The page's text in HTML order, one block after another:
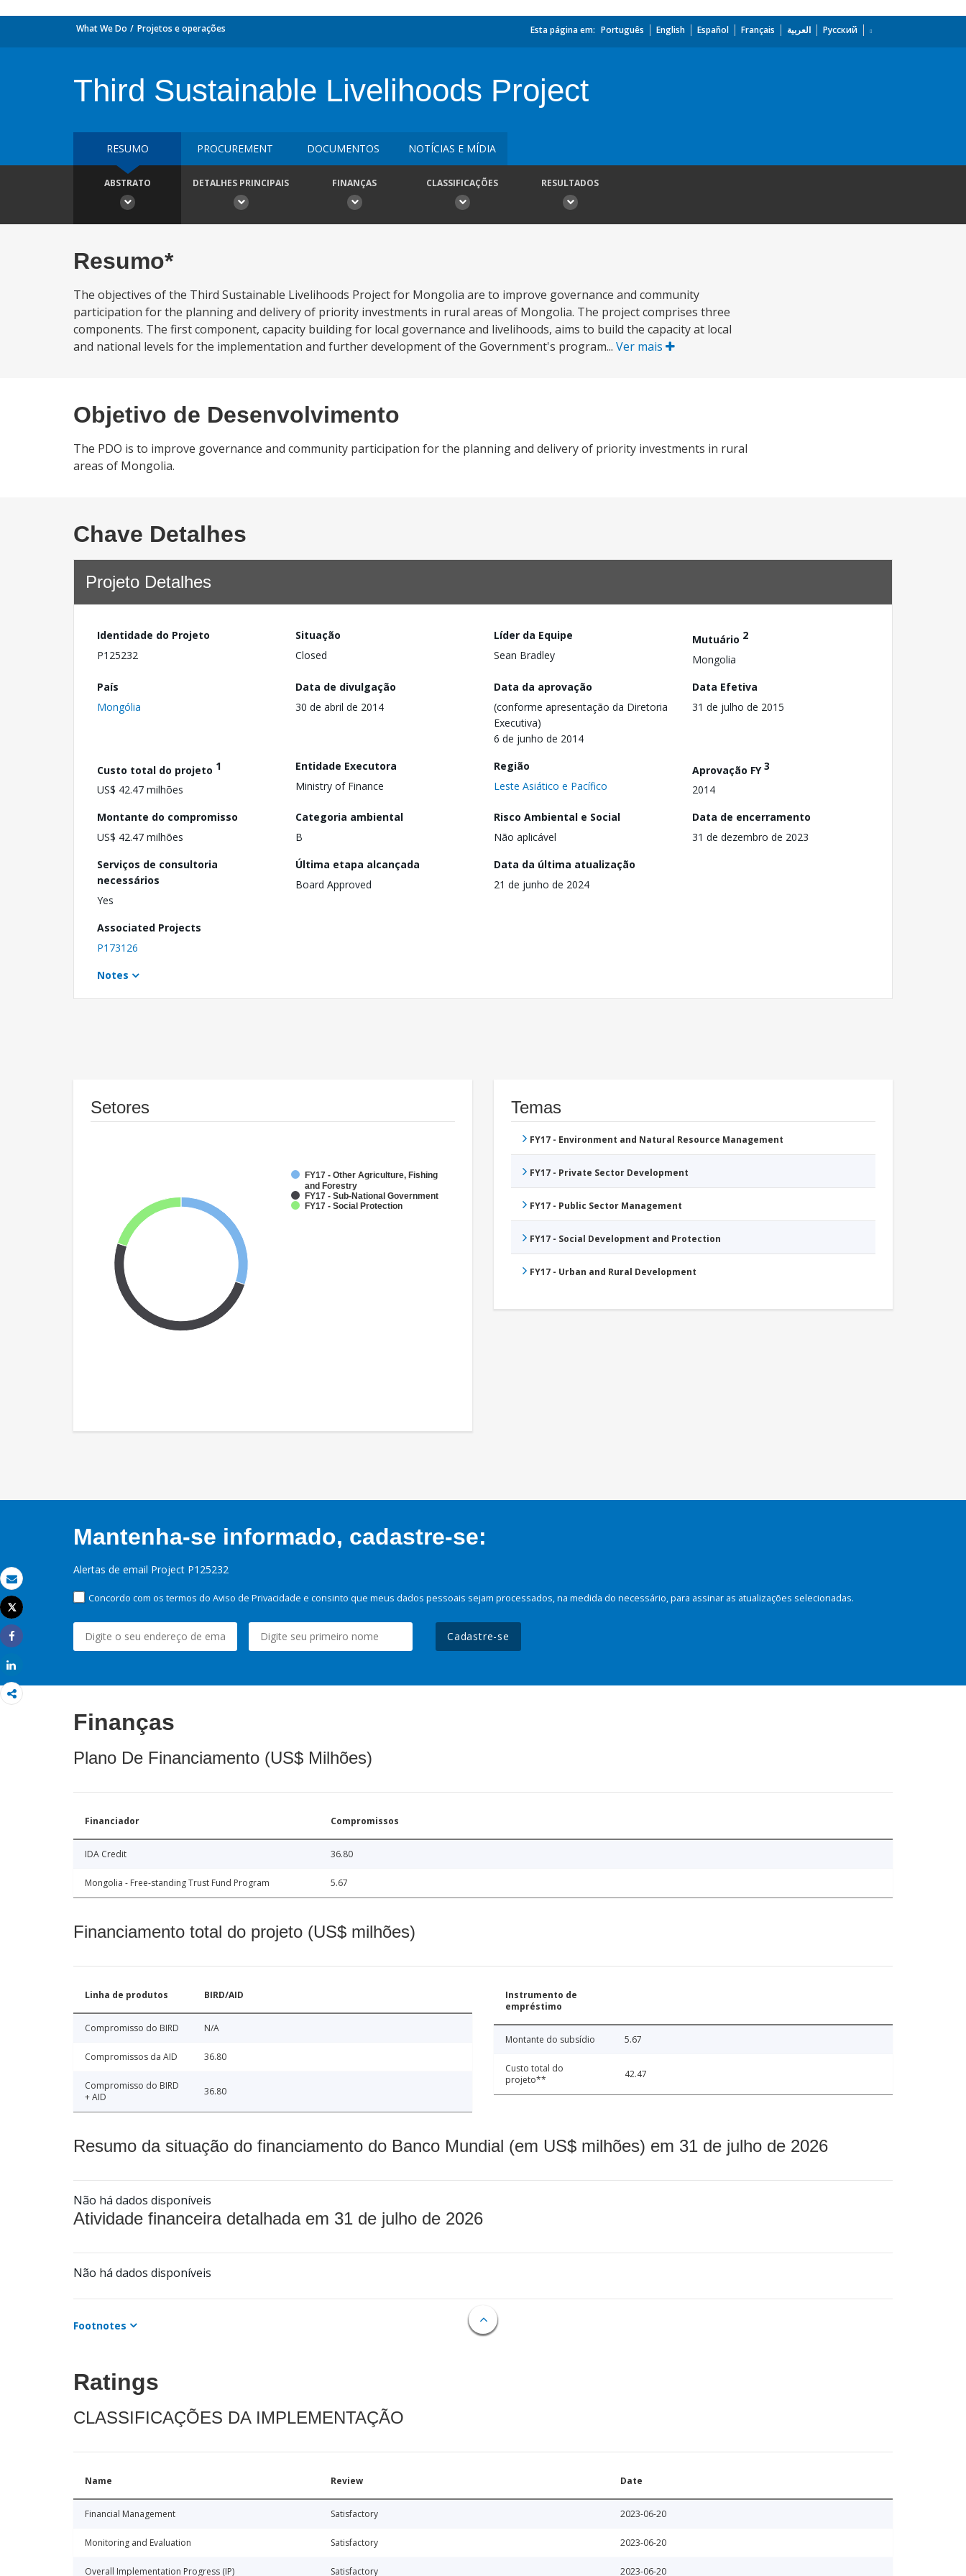
Email
Imprimir
Tweet
Share
What We Do Projetos e operações Esta página em: Português English Español Français العربية Русский
Third Sustainable Livelihoods Project
RESUMO PROCUREMENT DOCUMENTOS NOTÍCIAS E MÍDIA
ABSTRATO DETALHES PRINCIPAIS FINANÇAS CLASSIFICAÇÕES RESULTADOS
Resumo*
The objectives of the Third Sustainable Livelihoods Project for Mongolia are to improve governance and community
participation for the planning and delivery of priority investments in rural areas of Mongolia. The project comprises three
components. The first component, capacity building for local governance and livelihoods, aims to build the capacity at local
and national levels for the implementation and further development of the Government's program... Ver mais
Objetivo de Desenvolvimento
The PDO is to improve governance and community participation for the planning and delivery of priority investments in rural
areas of Mongolia.
Chave Detalhes
Projeto Detalhes
Identidade do Projeto
P125232
Situação
Closed
Líder da Equipe
Sean Bradley
Mutuário 2
Mongolia
País
Mongólia
Data de divulgação
30 de abril de 2014
Data da aprovação
(conforme apresentação da Diretoria
Executiva)
6 de junho de 2014
Data Efetiva
31 de julho de 2015
Custo total do projeto 1
US$ 42.47 milhões
Entidade Executora
Ministry of Finance
Região
Leste Asiático e Pacífico
Aprovação FY3
2014
Montante do compromisso
US$ 42.47 milhões
Categoria ambiental
B
Risco Ambiental e Social
Não aplicável
Data de encerramento
31 de dezembro de 2023
Serviços de consultoria
necessários
Yes
Última etapa alcançada
Board Approved
Data da última atualização
21 de junho de 2024
Associated Projects
P173126
Notes
Setores
FY17 - Other Agriculture, Fishing
and Forestry
FY17 - Sub-National Government
FY17 - Social Protection
Temas
FY17 - Environment and Natural Resource Management
FY17 - Private Sector Development
FY17 - Public Sector Management
FY17 - Social Development and Protection
FY17 - Urban and Rural Development
Mantenha-se informado, cadastre-se:
Alertas de email Project P125232
Concordo com os termos do Aviso de Privacidade e consinto que meus dados pessoais sejam processados, na medida do necessário, para assinar as atualizações selecionadas.
Cadastre-se
Finanças
Plano De Financiamento (US$ Milhões)
Financiador Compromissos
IDA Credit 36.80
Mongolia - Free-standing Trust Fund Program 5.67
Financiamento total do projeto (US$ milhões)
Linha de produtos BIRD/AID
Compromisso do BIRD N/A
Compromissos da AID 36.80
Compromisso do BIRD
+ AID
36.80
Instrumento de
empréstimo
Montante do subsídio 5.67
Custo total do
projeto**
42.47
Resumo da situação do financiamento do Banco Mundial (em US$ milhões) em 31 de julho de 2026
Não há dados disponíveis
Atividade financeira detalhada em 31 de julho de 2026
Não há dados disponíveis
Footnotes
Ratings
CLASSIFICAÇÕES DA IMPLEMENTAÇÃO
Name Review Date
Financial Management Satisfactory 2023-06-20
Monitoring and Evaluation Satisfactory 2023-06-20
Overall Implementation Progress (IP) Satisfactory 2023-06-20